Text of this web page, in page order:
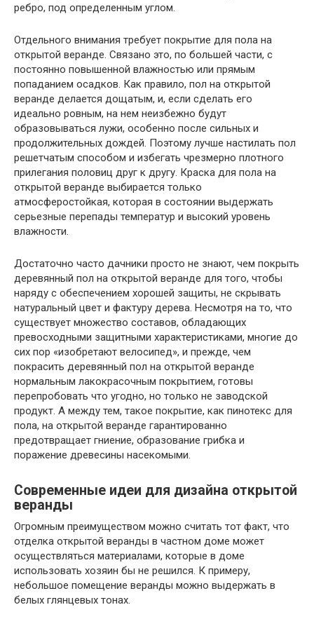
ребро, под определенным углом.
Отдельного внимания требует покрытие для пола на
открытой веранде. Связано это, по большей части, с
постоянно повышенной влажностью или прямым
попаданием осадков. Как правило, пол на открытой
веранде делается дощатым, и, если сделать его
идеально ровным, на нем неизбежно будут
образовываться лужи, особенно после сильных и
продолжительных дождей. Поэтому лучше настилать пол
решетчатым способом и избегать чрезмерно плотного
прилегания половиц друг к другу. Краска для пола на
открытой веранде выбирается только
атмосферостойкая, которая в состоянии выдержать
серьезные перепады температур и высокий уровень
влажности.
Достаточно часто дачники просто не знают, чем покрыть
деревянный пол на открытой веранде для того, чтобы
наряду с обеспечением хорошей защиты, не скрывать
натуральный цвет и фактуру дерева. Несмотря на то, что
существует множество составов, обладающих
превосходными защитными характеристиками, многие до
сих пор «изобретают велосипед», и прежде, чем
покрасить деревянный пол на открытой веранде
нормальным лакокрасочным покрытием, готовы
перепробовать что угодно, но только не заводской
продукт. А между тем, такое покрытие, как пинотекс для
пола, на открытой веранде гарантированно
предотвращает гниение, образование грибка и
поражение древесины насекомыми.
Современные идеи для дизайна открытой
веранды
Огромным преимуществом можно считать тот факт, что
отделка открытой веранды в частном доме может
осуществляться материалами, которые в доме
использовать хозяин бы не решился. К примеру,
небольшое помещение веранды можно выдержать в
белых глянцевых тонах.